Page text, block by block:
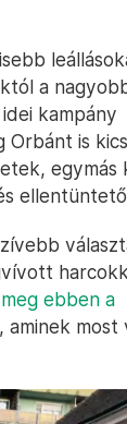
a
kampány
Orbánt is
egymás
ebben a
aminek most